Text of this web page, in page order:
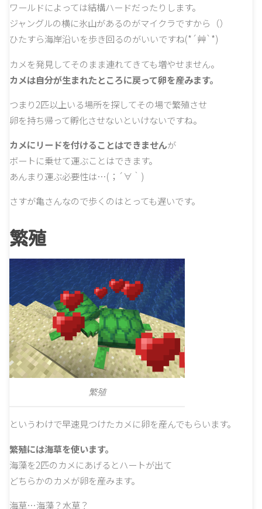
ワールドによっては結構ハードだったりします。
ジャングルの横に氷山があるのがマイクラですから（）
ひたすら海岸沿いを歩き回るのがいいですね(*´艸`*)
カメを発見してそのまま連れてきても増やせません。
カメは自分が生まれたところに戻って卵を産みます。
つまり2匹以上いる場所を探してその場で繁殖させ
卵を持ち帰って孵化させないといけないですね。
カメにリードを付けることはできませんが
ボートに乗せて運ぶことはできます。
あんまり運ぶ必要性は…(；´∀｀)
さすが亀さんなので歩くのはとっても遅いです。
繁殖
繁殖
というわけで早速見つけたカメに卵を産んでもらいます。
繁殖には海草を使います。
海藻を2匹のカメにあげるとハートが出て
どちらかのカメが卵を産みます。
海草…海藻？水草？